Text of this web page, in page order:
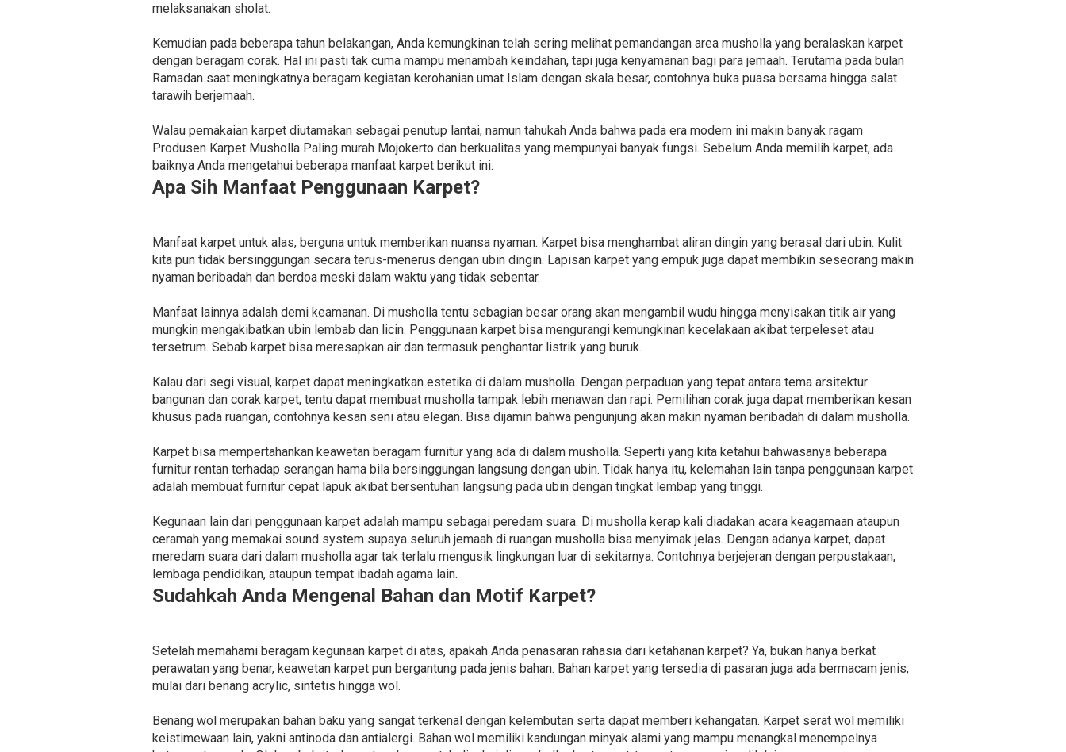
melaksanakan sholat.
Kemudian pada beberapa tahun belakangan, Anda kemungkinan telah sering melihat pemandangan area musholla yang beralaskan karpet
dengan beragam corak. Hal ini pasti tak cuma mampu menambah keindahan, tapi juga kenyamanan bagi para jemaah. Terutama pada bulan
Ramadan saat meningkatnya beragam kegiatan kerohanian umat Islam dengan skala besar, contohnya buka puasa bersama hingga salat
tarawih berjemaah.
Walau pemakaian karpet diutamakan sebagai penutup lantai, namun tahukah Anda bahwa pada era modern ini makin banyak ragam
Produsen Karpet Musholla Paling murah Mojokerto dan berkualitas yang mempunyai banyak fungsi. Sebelum Anda memilih karpet, ada
baiknya Anda mengetahui beberapa manfaat karpet berikut ini.
Apa Sih Manfaat Penggunaan Karpet?
Manfaat karpet untuk alas, berguna untuk memberikan nuansa nyaman. Karpet bisa menghambat aliran dingin yang berasal dari ubin. Kulit
kita pun tidak bersinggungan secara terus-menerus dengan ubin dingin. Lapisan karpet yang empuk juga dapat membikin seseorang makin
nyaman beribadah dan berdoa meski dalam waktu yang tidak sebentar.
Manfaat lainnya adalah demi keamanan. Di musholla tentu sebagian besar orang akan mengambil wudu hingga menyisakan titik air yang
mungkin mengakibatkan ubin lembab dan licin. Penggunaan karpet bisa mengurangi kemungkinan kecelakaan akibat terpeleset atau
tersetrum. Sebab karpet bisa meresapkan air dan termasuk penghantar listrik yang buruk.
Kalau dari segi visual, karpet dapat meningkatkan estetika di dalam musholla. Dengan perpaduan yang tepat antara tema arsitektur
bangunan dan corak karpet, tentu dapat membuat musholla tampak lebih menawan dan rapi. Pemilihan corak juga dapat memberikan kesan
khusus pada ruangan, contohnya kesan seni atau elegan. Bisa dijamin bahwa pengunjung akan makin nyaman beribadah di dalam musholla.
Karpet bisa mempertahankan keawetan beragam furnitur yang ada di dalam musholla. Seperti yang kita ketahui bahwasanya beberapa
furnitur rentan terhadap serangan hama bila bersinggungan langsung dengan ubin. Tidak hanya itu, kelemahan lain tanpa penggunaan karpet
adalah membuat furnitur cepat lapuk akibat bersentuhan langsung pada ubin dengan tingkat lembap yang tinggi.
Kegunaan lain dari penggunaan karpet adalah mampu sebagai peredam suara. Di musholla kerap kali diadakan acara keagamaan ataupun
ceramah yang memakai sound system supaya seluruh jemaah di ruangan musholla bisa menyimak jelas. Dengan adanya karpet, dapat
meredam suara dari dalam musholla agar tak terlalu mengusik lingkungan luar di sekitarnya. Contohnya berjejeran dengan perpustakaan,
lembaga pendidikan, ataupun tempat ibadah agama lain.
Sudahkah Anda Mengenal Bahan dan Motif Karpet?
Setelah memahami beragam kegunaan karpet di atas, apakah Anda penasaran rahasia dari ketahanan karpet? Ya, bukan hanya berkat
perawatan yang benar, keawetan karpet pun bergantung pada jenis bahan. Bahan karpet yang tersedia di pasaran juga ada bermacam jenis,
mulai dari benang acrylic, sintetis hingga wol.
Benang wol merupakan bahan baku yang sangat terkenal dengan kelembutan serta dapat memberi kehangatan. Karpet serat wol memiliki
keistimewaan lain, yakni antinoda dan antialergi. Bahan wol memiliki kandungan minyak alami yang mampu menangkal menempelnya